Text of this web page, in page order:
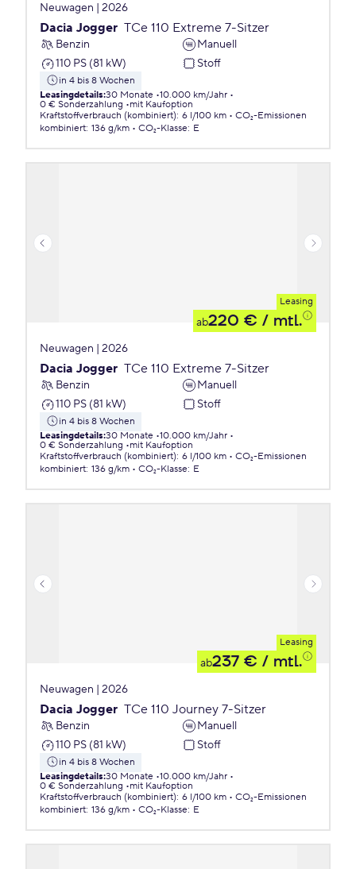
Neuwagen | 2026
Dacia Jogger TCe 110 Extreme 7-Sitzer
Benzin
Manuell
110 PS (81 kW)
Stoff
in 4 bis 8 Wochen
Leasingdetails:30 Monate 10.000 km/Jahr
0 € Sonderzahlung
mit Kaufoption
Kraftstoffverbrauch (kombiniert): 6 l/100 km
CO₂-Emissionen
kombiniert: 136 g/km CO₂-Klasse: E
Leasing
ab220 € / mtl.
Neuwagen | 2026
Dacia Jogger TCe 110 Extreme 7-Sitzer
Benzin
Manuell
110 PS (81 kW)
Stoff
in 4 bis 8 Wochen
Leasingdetails:30 Monate 10.000 km/Jahr
0 € Sonderzahlung
mit Kaufoption
Kraftstoffverbrauch (kombiniert): 6 l/100 km
CO₂-Emissionen
kombiniert: 136 g/km CO₂-Klasse: E
Leasing
ab237 € / mtl.
Neuwagen | 2026
Dacia Jogger TCe 110 Journey 7-Sitzer
Benzin
Manuell
110 PS (81 kW)
Stoff
in 4 bis 8 Wochen
Leasingdetails:30 Monate 10.000 km/Jahr
0 € Sonderzahlung
mit Kaufoption
Kraftstoffverbrauch (kombiniert): 6 l/100 km
CO₂-Emissionen
kombiniert: 136 g/km CO₂-Klasse: E